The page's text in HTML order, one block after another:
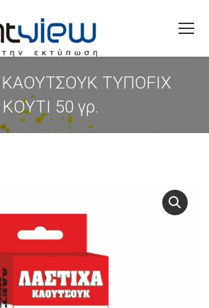
Search:
ΚΑΟΥΤΣΟΥΚ ΤΥΠΟFIX
ΚΟΥΤΙ 50 γρ.
You are here: